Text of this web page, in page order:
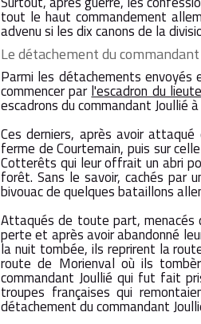
tout le haut commandement
advenu si les dix canons de la
Le détachement du
Parmi les détachements envoyés
commencer parl'escadron du
escadrons du commandant Joullié
Ces derniers, après avoir
ferme de Courtemain, puis sur
Cotterêts qui leur offrait un abri
forêt. Sans le savoir, cachés par
bivouac de quelques bataillons
Attaqués de toute part, menacés
perte et après avoir abandonné
la nuit tombée, ils reprirent la
route de Morienval où ils
commandant Joullié qui fut fait
troupes françaises qui
détachement du commandant